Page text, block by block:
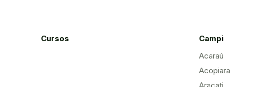
Cursos
Campi
Acaraú
Acopiara